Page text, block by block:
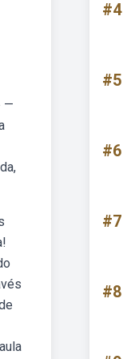
—
#4
#5
#6
#7
#8